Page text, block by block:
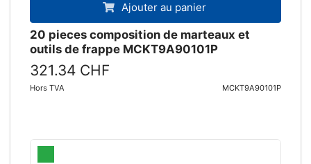
Ajouter au panier
20 pieces composition de marteaux et
outils de frappe MCKT9A90101P
321.34 CHF
Hors TVA MCKT9A90101P